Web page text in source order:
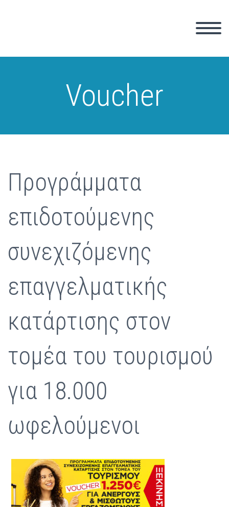
Voucher
Προγράμματα
επιδοτούμενης
συνεχιζόμενης
επαγγελματικής
κατάρτισης στον
τομέα του τουρισμού
για 18.000
ωφελούμενοι